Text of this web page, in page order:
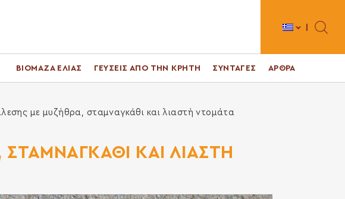
Toggle
ΒΙΟΜΑΖΑ ΕΛΙΑΣ ΓΕΥΣΕΙΣ ΑΠΟ ΤΗΝ ΚΡΗΤΗ ΣΥΝΤΑΓΕΣ ΑΡΘΡΑ
με μυζήθρα, σταμναγκάθι και λιαστή ντομάτα
ΚΑΙ ΛΙΑΣΤΗ